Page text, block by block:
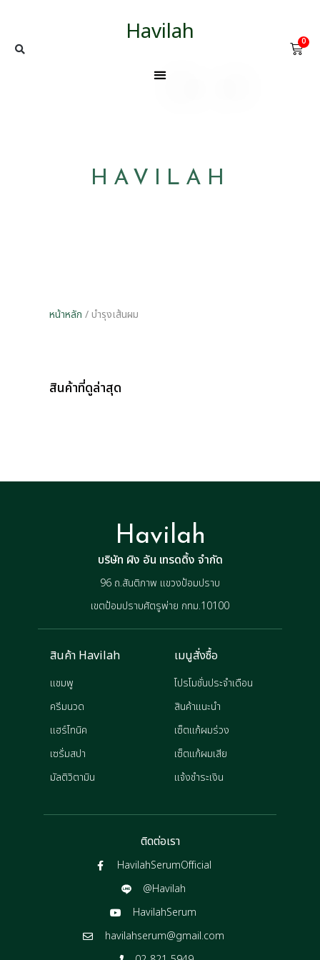
Havilah 0
HAVILAH
หน้าหลัก / บำรุงเส้นผม
สินค้าที่ดูล่าสุด
Havilah
บริษัท ผิง อัน เทรดดิ้ง จำกัด
96 ถ.สันติภาพ แขวงป้อมปราบ
เขตป้อมปราบศัตรูพ่าย กทม.10100
สินค้า Havilah
แชมพู
ครีมนวด
แฮร์โทนิค
เซรั่มสปา
มัลติวิตามิน
เมนูสั่งซื้อ
โปรโมชั่นประจำเดือน
สินค้าแนะนำ
เซ็ตแก้ผมร่วง
เซ็ตแก้ผมเสีย
แจ้งชำระเงิน
ติดต่อเรา
HavilahSerumOfficial
@Havilah
HavilahSerum
havilahserum@gmail.com